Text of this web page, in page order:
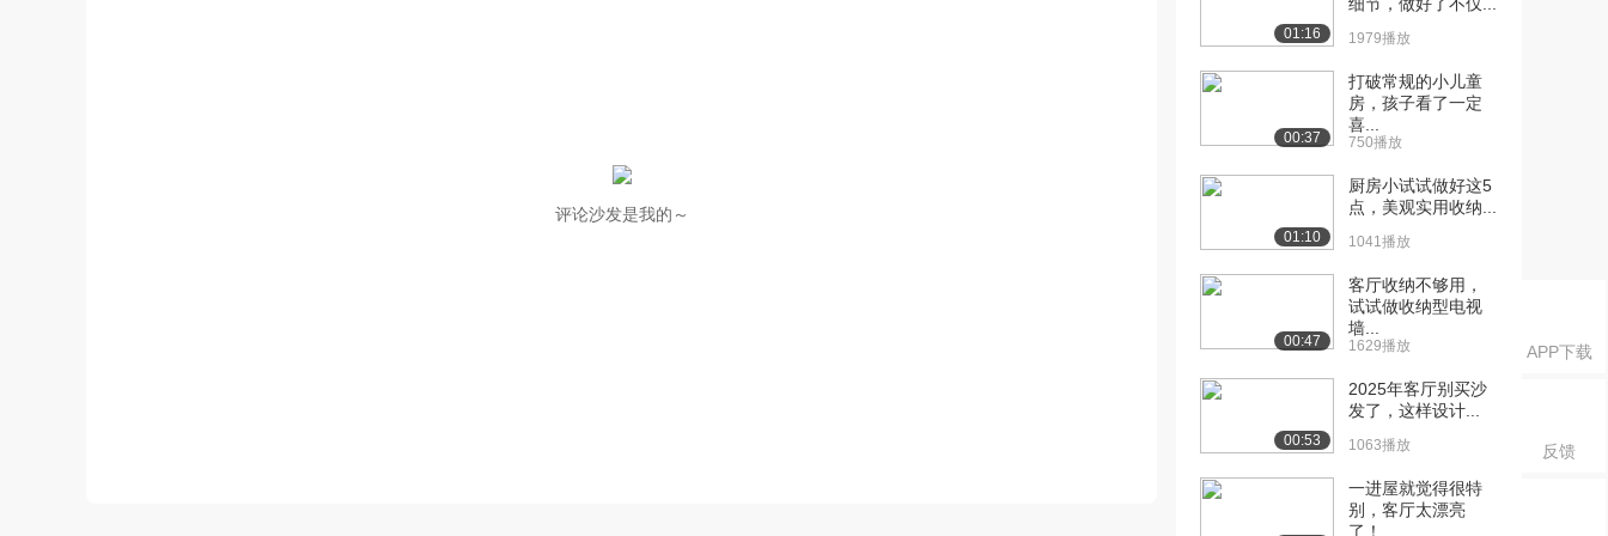
APP下载
反馈
评论沙发是我的～
01:16 1979播放
00:37
打破常规的小儿童
房，孩子看了一定
喜...
750播放
01:10
厨房小试试做好这5
点，美观实用收纳...
1041播放
00:47
客厅收纳不够用，
试试做收纳型电视
墙...
1629播放
00:53
2025年客厅别买沙
发了，这样设计...
1063播放
一进屋就觉得很特
别，客厅太漂亮
了！...